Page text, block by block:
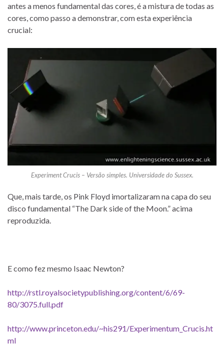
antes a menos fundamental das cores, é a mistura de todas as
cores, como passo a demonstrar, com esta experiência
crucial:
Experiment Crucis – Versão simples. Universidade do Sussex.
Que, mais tarde, os Pink Floyd imortalizaram na capa do seu
disco fundamental “The Dark side of the Moon.” acima
reproduzida.
E como fez mesmo Isaac Newton?
http://rstl.royalsocietypublishing.org/content/6/69-
80/3075.full.pdf
http://www.princeton.edu/~his291/Experimentum_Crucis.ht
ml